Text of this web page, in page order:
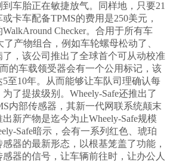
车胎正在敏捷放气。同样地，只要21
卡车配备TPMS的费用是250美元，
Checker。合用于所有车
了产物组合，例如车轮螺母松动了、
，该公司推出了全球首个可从动校准
的车载领受器会有一个公用标记，该
至10年。从而能够让车队司理确认每
了提拔级别。Wheely-Safe还推出了
内部传感器，其新一代网联系统颠末
新产物是迄今为止Wheely-Safe规模
Safe暗示，会有一系列红色、琥珀
器的最新形态，以根基笼盖了功能，
器的信号，让车辆前往时，让办公人